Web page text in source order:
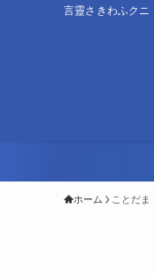
言靈さきわふクニ
ホーム ことだま